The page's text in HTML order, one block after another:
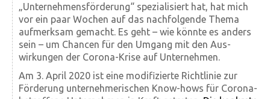
„Unternehmens­förderung“ spezialisiert hat, hat mich
vor ein paar Wochen auf das nach­folgende Thema
aufmerksam gemacht. Es geht – wie könnte es anders
sein – um Chancen für den Umgang mit den Aus­
wirkungen der Corona-Krise auf Unternehmen.
Am 3. April 2020 ist eine modifizierte Richt­linie zur
Förderung unter­nehmerischen Know-hows für Corona-